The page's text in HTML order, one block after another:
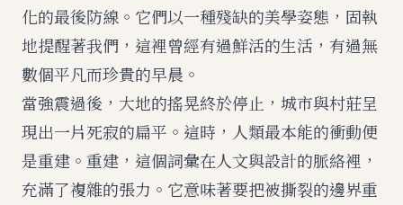
化的最後防線。它們以一種殘缺的美學姿態，固執
地提醒著我們，這裡曾經有過鮮活的生活，有過無
數個平凡而珍貴的早晨。
當強震過後，大地的搖晃終於停止，城市與村莊呈
現出一片死寂的扁平。這時，人類最本能的衝動便
是重建。重建，這個詞彙在人文與設計的脈絡裡，
充滿了複雜的張力。它意味著要把被撕裂的邊界重